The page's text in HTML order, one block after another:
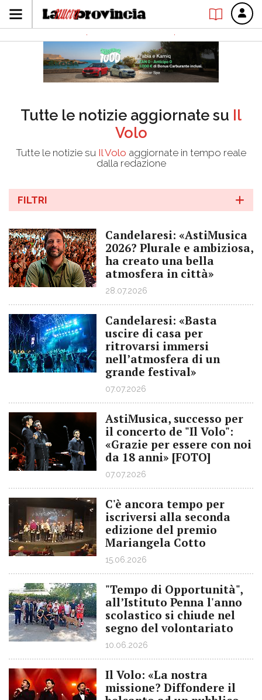
Tutte le notizie aggiornate su Il
Volo
Tutte le notizie su Il Volo aggiornate in tempo reale
dalla redazione
FILTRI
Candelaresi: «AstiMusica
2026? Plurale e ambiziosa,
ha creato una bella
atmosfera in città»
28.07.2026
Candelaresi: «Basta
uscire di casa per
ritrovarsi immersi
nell’atmosfera di un
grande festival»
07.07.2026
AstiMusica, successo per
il concerto de "Il Volo":
«Grazie per essere con noi
da 18 anni» [FOTO]
07.07.2026
C'è ancora tempo per
iscriversi alla seconda
edizione del premio
Mariangela Cotto
15.06.2026
"Tempo di Opportunità",
all’Istituto Penna l'anno
scolastico si chiude nel
segno del volontariato
10.06.2026
Il Volo: «La nostra
missione? Diffondere il